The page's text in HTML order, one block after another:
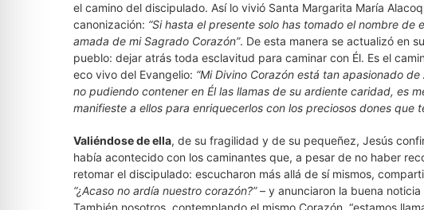
el camino del discipulado. Así lo vivió Santa Margarita María
canonización: “Si hasta el presente solo has tomado el nombre
amada de mi Sagrado Corazón”. De esta manera se actualizó en
pueblo: dejar atrás toda esclavitud para caminar con Él. Es el
eco vivo del Evangelio: “Mi Divino Corazón está tan apasionado
no pudiendo contener en Él las llamas de su ardiente caridad, es
manifieste a ellos para enriquecerlos con los preciosos dones que
Valiéndose de ella, de su fragilidad y de su pequeñez, Jesús
había acontecido con los caminantes que, a pesar de no haber
retomar el discipulado: escucharon más allá de sí mismos,
“¿Acaso no ardía nuestro corazón?”– y anunciaron la buena
También nosotros, contemplando el mismo Corazón, “estamos